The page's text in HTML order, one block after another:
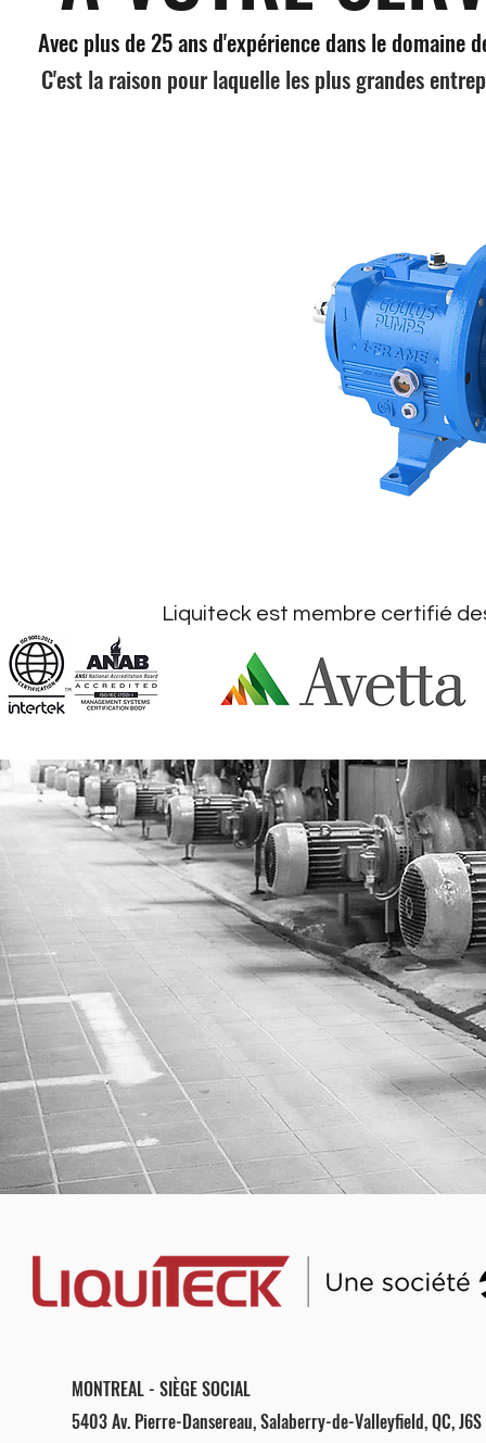
Avec plus de 25 ans d'expérience dans le domaine
C'est la raison pour laquelle les plus grandes
Liquiteck est membre certifié
MONTREAL - SIÈGE SOCIAL
5403 Av. Pierre-Dansereau, Salaberry-de-Valleyfield, QC,